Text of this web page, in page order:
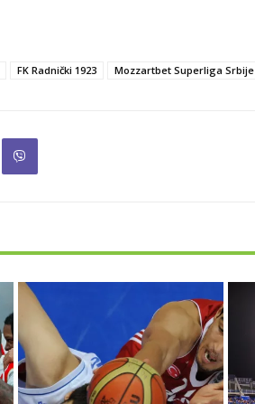
FK Radnički 1923 Mozzartbet Superliga Srbije